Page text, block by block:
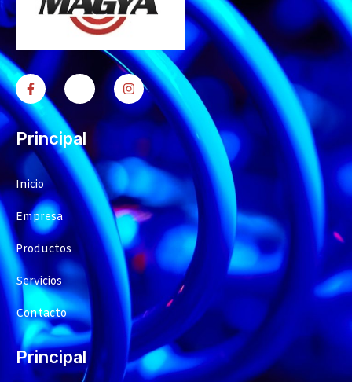
Principal
Inicio
Empresa
Productos
Servicios
Contacto
Principal